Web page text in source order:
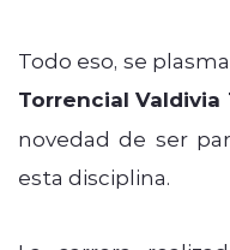
Todo eso, se
Torrencial Valdivia
novedad de ser
esta disciplina.